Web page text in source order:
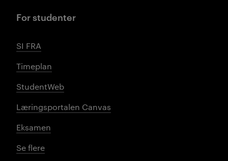
For studenter
SI FRA
Timeplan
StudentWeb
Læringsportalen Canvas
Eksamen
Se flere